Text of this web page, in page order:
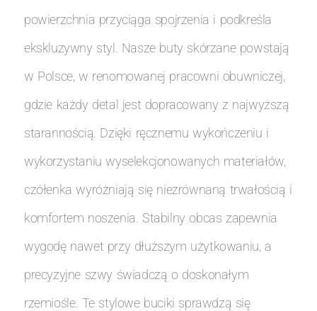
powierzchnia przyciąga spojrzenia i podkreśla
ekskluzywny styl. Nasze buty skórzane powstają
w Polsce, w renomowanej pracowni obuwniczej,
gdzie każdy detal jest dopracowany z najwyższą
starannością. Dzięki ręcznemu wykończeniu i
wykorzystaniu wyselekcjonowanych materiałów,
czółenka wyróżniają się niezrównaną trwałością i
komfortem noszenia. Stabilny obcas zapewnia
wygodę nawet przy dłuższym użytkowaniu, a
precyzyjne szwy świadczą o doskonałym
rzemiośle. Te stylowe buciki sprawdzą się